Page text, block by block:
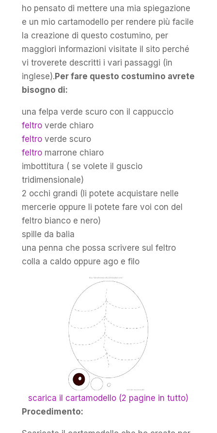
ho pensato di mettere una mia spiegazione
e un mio cartamodello per rendere più facile
la creazione di questo costumino, per
maggiori informazioni visitate il sito perché
vi troverete descritti i vari passaggi (in
inglese).Per fare questo costumino avrete
bisogno di:
una felpa verde scuro con il cappuccio
feltroverde chiaro
feltroverde scuro
feltromarrone chiaro
imbottitura ( se volete il guscio
tridimensionale)
2 occhi grandi (li potete acquistare nelle
mercerie oppure li potete fare voi con del
feltro bianco e nero)
spille da balia
una penna che possa scrivere sul feltro
colla a caldo oppure ago e filo
scarica il cartamodello (2 pagine in tutto)
Procedimento: